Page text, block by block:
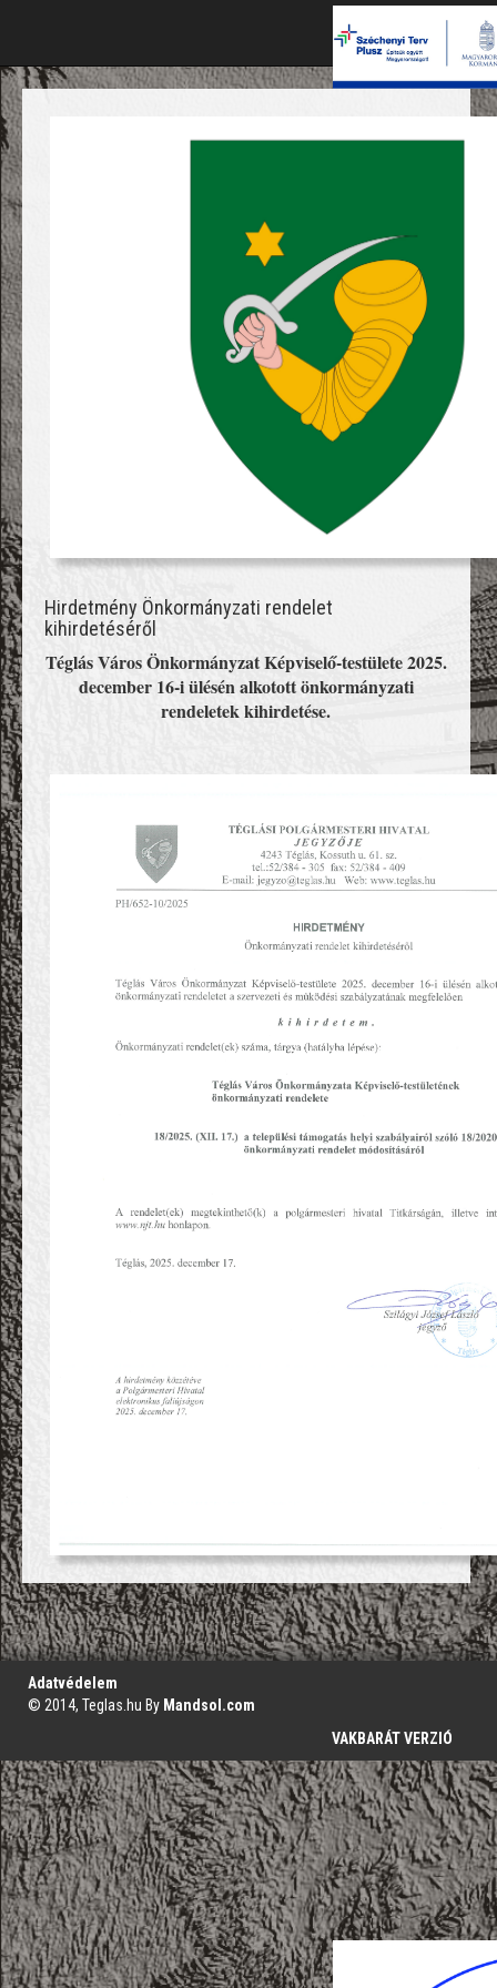
Hirdetmény Önkormányzati rendelet
kihirdetéséről
Téglás Város Önkormányzat Képviselő-testülete 2025.
december 16-i ülésén alkotott önkormányzati
rendeletek kihirdetése.
';
Adatvédelem
© 2014, Teglas.hu By Mandsol.com
VAKBARÁT VERZIÓ